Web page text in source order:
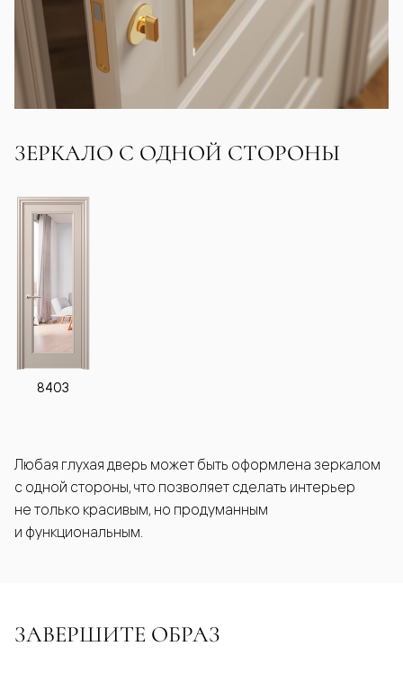
ЗЕРКАЛО С ОДНОЙ СТОРОНЫ
8403
Любая глухая дверь может быть оформлена зеркалом
с одной стороны, что позволяет сделать интерьер
не только красивым, но продуманным
и функциональным.
ЗАВЕРШИТЕ ОБРАЗ